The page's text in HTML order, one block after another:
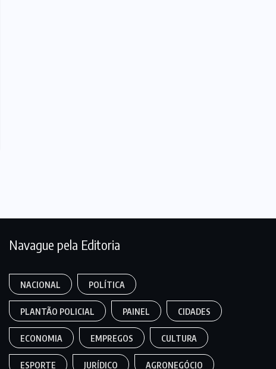
Navague pela Editoria
NACIONAL POLÍTICA
PLANTÃO POLICIAL PAINEL CIDADES
ECONOMIA EMPREGOS CULTURA
ESPORTE JURÍDICO AGRONEGÓCIO